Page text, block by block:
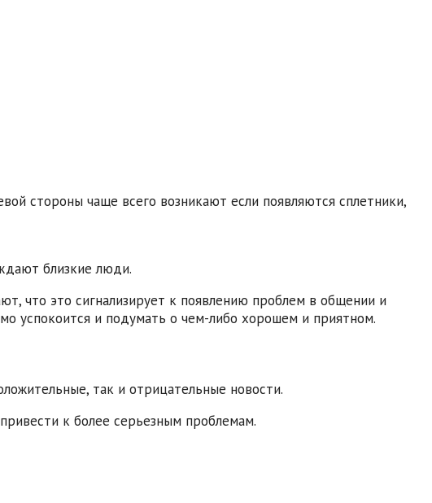
стороны чаще всего возникают если появляются сплетники,
близкие люди.
что это сигнализирует к появлению проблем в общении и
успокоится и подумать о чем-либо хорошем и приятном.
так и отрицательные новости.
к более серьезным проблемам.